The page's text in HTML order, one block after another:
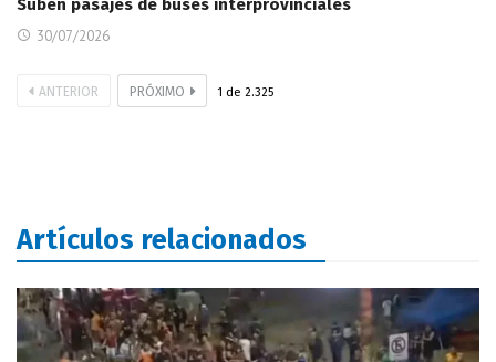
Suben pasajes de buses interprovinciales
30/07/2026
ANTERIOR PRÓXIMO 1 de 2.325
Artículos relacionados